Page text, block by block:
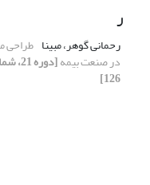
ر
رحمانی گوهر، مبینا طراحی
در صنعت بیمه
126]